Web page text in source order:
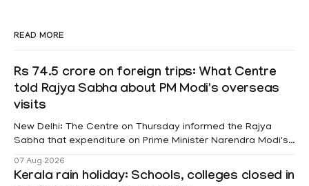
READ MORE
Rs 74.5 crore on foreign trips: What Centre
told Rajya Sabha about PM Modi's overseas
visits
New Delhi: The Centre on Thursday informed the Rajya
Sabha that expenditure on Prime Minister Narendra Modi's
information was provided by Minister of State for External
Affairs Pabitra Margherita in a written reply to questions
07 Aug 2026
Kerala rain holiday: Schools, colleges closed in